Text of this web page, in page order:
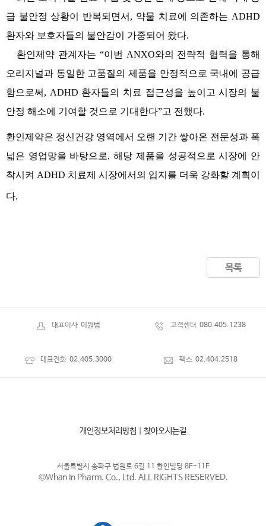
급 불안정 상황이 반복되면서 , 약물 치료에 의존하는 ADHD
환자와 보호자들의 불안감이 가중되어 왔다.
환인제약 관계자는 “이번 ANXO와의 전략적 협력을 통해
오리지널과 동일한 고품질의 제품을 안정적으로 국내에 공급
함으로써 , ADHD 환자들의 치료 접근성을 높이고 시장의 불
안정 해소에 기여할 것으로 기대한다”고 전했다.
환인제약은 정신건강 영역에서 오랜 기간 쌓아온 전문성과 폭
넓은 영업망을 바탕으로,해당 제품을 성공적으로 시장에 안
착시켜 ADHD 치료제 시장에서의 입지를 더욱 강화할 계획이
다.
목록
대표이사 이원범 고객센터 080.405.1238
대표전화 02.405.3000 팩스 02.404.2518
개인정보처리방침 찾아오시는길
서울특별시 송파구 법원로 6길 11 환인빌딩 8F-11F
©Whan In Pharm. Co., Ltd. ALL RIGHTS RESERVED.